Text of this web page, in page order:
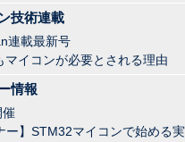
技術連載
連載最新号
マイコンが必要とされる理由
情報
催
ー】STM32マイコンで始める